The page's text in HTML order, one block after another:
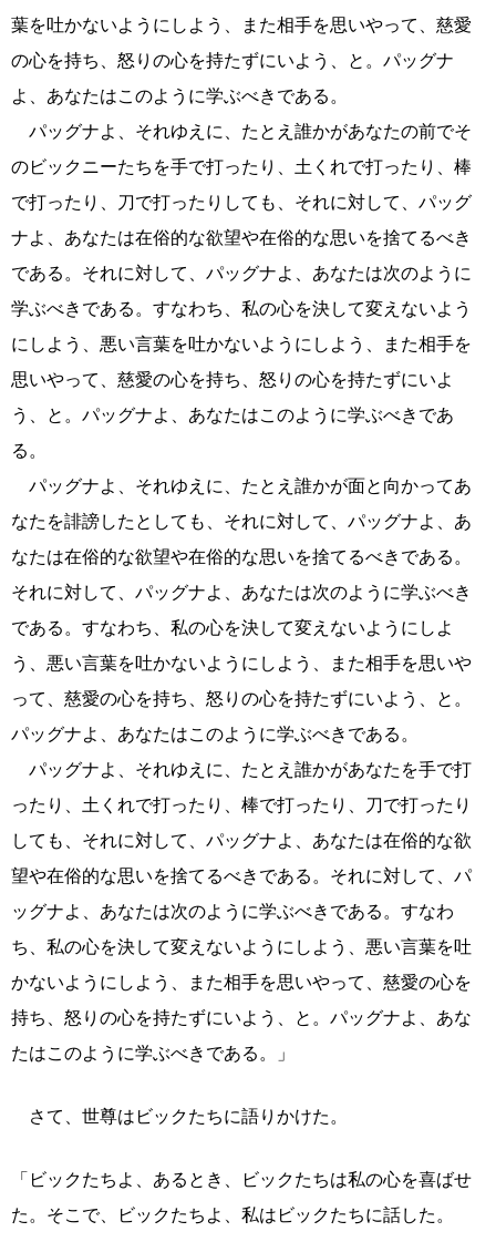
葉を吐かないようにしよう、また相手を思いやって、慈愛
の心を持ち、怒りの心を持たずにいよう、と。パッグナ
よ、あなたはこのように学ぶべきである。
パッグナよ、それゆえに、たとえ誰かがあなたの前でそ
のビックニーたちを手で打ったり、土くれで打ったり、棒
で打ったり、刀で打ったりしても、それに対して、パッグ
ナよ、あなたは在俗的な欲望や在俗的な思いを捨てるべき
である。それに対して、パッグナよ、あなたは次のように
学ぶべきである。すなわち、私の心を決して変えないよう
にしよう、悪い言葉を吐かないようにしよう、また相手を
思いやって、慈愛の心を持ち、怒りの心を持たずにいよ
う、と。パッグナよ、あなたはこのように学ぶべきであ
る。
パッグナよ、それゆえに、たとえ誰かが面と向かってあ
なたを誹謗したとしても、それに対して、パッグナよ、あ
なたは在俗的な欲望や在俗的な思いを捨てるべきである。
それに対して、パッグナよ、あなたは次のように学ぶべき
である。すなわち、私の心を決して変えないようにしよ
う、悪い言葉を吐かないようにしよう、また相手を思いや
って、慈愛の心を持ち、怒りの心を持たずにいよう、と。
パッグナよ、あなたはこのように学ぶべきである。
パッグナよ、それゆえに、たとえ誰かがあなたを手で打
ったり、土くれで打ったり、棒で打ったり、刀で打ったり
しても、それに対して、パッグナよ、あなたは在俗的な欲
望や在俗的な思いを捨てるべきである。それに対して、パ
ッグナよ、あなたは次のように学ぶべきである。すなわ
ち、私の心を決して変えないようにしよう、悪い言葉を吐
かないようにしよう、また相手を思いやって、慈愛の心を
持ち、怒りの心を持たずにいよう、と。パッグナよ、あな
たはこのように学ぶべきである。」
さて、世尊はビックたちに語りかけた。
「ビックたちよ、あるとき、ビックたちは私の心を喜ばせ
た。そこで、ビックたちよ、私はビックたちに話した。